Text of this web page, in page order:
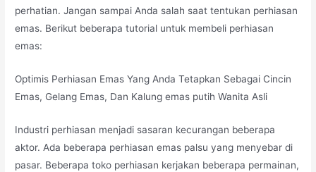
perhatian. Jangan sampai Anda salah saat tentukan perhiasan
emas. Berikut beberapa tutorial untuk membeli perhiasan
emas:
Optimis Perhiasan Emas Yang Anda Tetapkan Sebagai Cincin
Emas, Gelang Emas, Dan Kalung emas putih Wanita Asli
Industri perhiasan menjadi sasaran kecurangan beberapa
aktor. Ada beberapa perhiasan emas palsu yang menyebar di
pasar. Beberapa toko perhiasan kerjakan beberapa permainan,